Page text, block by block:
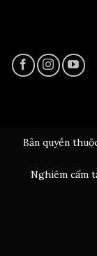
Bản quyền
Nghiêm cấm